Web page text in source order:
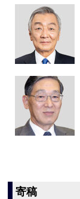
寄稿